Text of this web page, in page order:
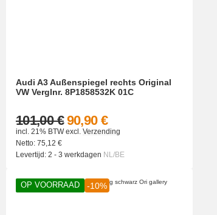
Audi A3 Außenspiegel rechts Original
VW Verglnr. 8P1858532K 01C
90,90 €
101,00 €
incl. 21% BTWexcl. Verzending
Netto: 75,12 €
Levertijd: 2 - 3 werkdagen NL/BE
OP VOORRAAD -10%